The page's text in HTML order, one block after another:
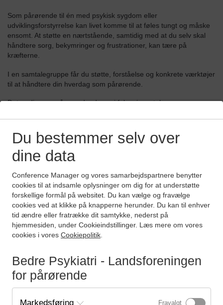
Som pårørende til én med psykisk sygdom eller
udviklingsforstyrrelse kan livet komme til at føles tungt og måske
ensomt. At støtte en nærtstående, samtidig med at du selv skal
håndtere sorg, bekymringer og frustrationer, kan tære på
kræfterne.
I en samtalegruppe får du støtte, forståelse og konkrete værktøjer
til at håndtere din hverdag som pårørende.
Det er dig som pårørende, der er i fokus i samtalegruppen.
Det kan handle om at slippe følelsen af skyld og bekymring og få
værktøjer til at skabe balance i din hverdag.
I gruppen mødes du med andre i samme situation som dig.
Mange oplever, at de pludselig ikke er alene med deres tanker og
følelser. Det kan skabe stor lettelse og give ny energi til at
fortsætte.
Denne gruppe er specifikt for pårørende i området Randers,
Favrskov og Djursland. Bor du et andet sted i landet, kan du
se en oversigt over vores øvrigeonline samtalegrupper her.
Sådan foregår det
Du bestemmer selv over
dine data
Conference Manager og vores samarbejdspartnere benytter
cookies til at indsamle oplysninger om dig for at understøtte
forskellige formål på websitet. Du kan vælge og fravælge
cookies ved at klikke på knapperne herunder. Du kan til enhver
tid ændre eller fratrække dit samtykke, nederst på
hjemmesiden, under Cookieindstillinger. Læs mere om vores
cookies i vores Cookiepolitik.
Bedre Psykiatri - Landsforeningen
for pårørende
Markedsføring Fravalgt